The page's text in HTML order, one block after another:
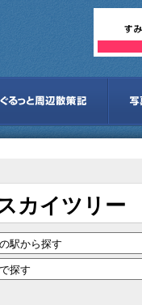
カイツリー